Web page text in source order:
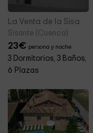
La Venta de la Sisa
Sisante (Cuenca)
23€ persona y noche
3 Dormitorios, 3 Baños,
6 Plazas